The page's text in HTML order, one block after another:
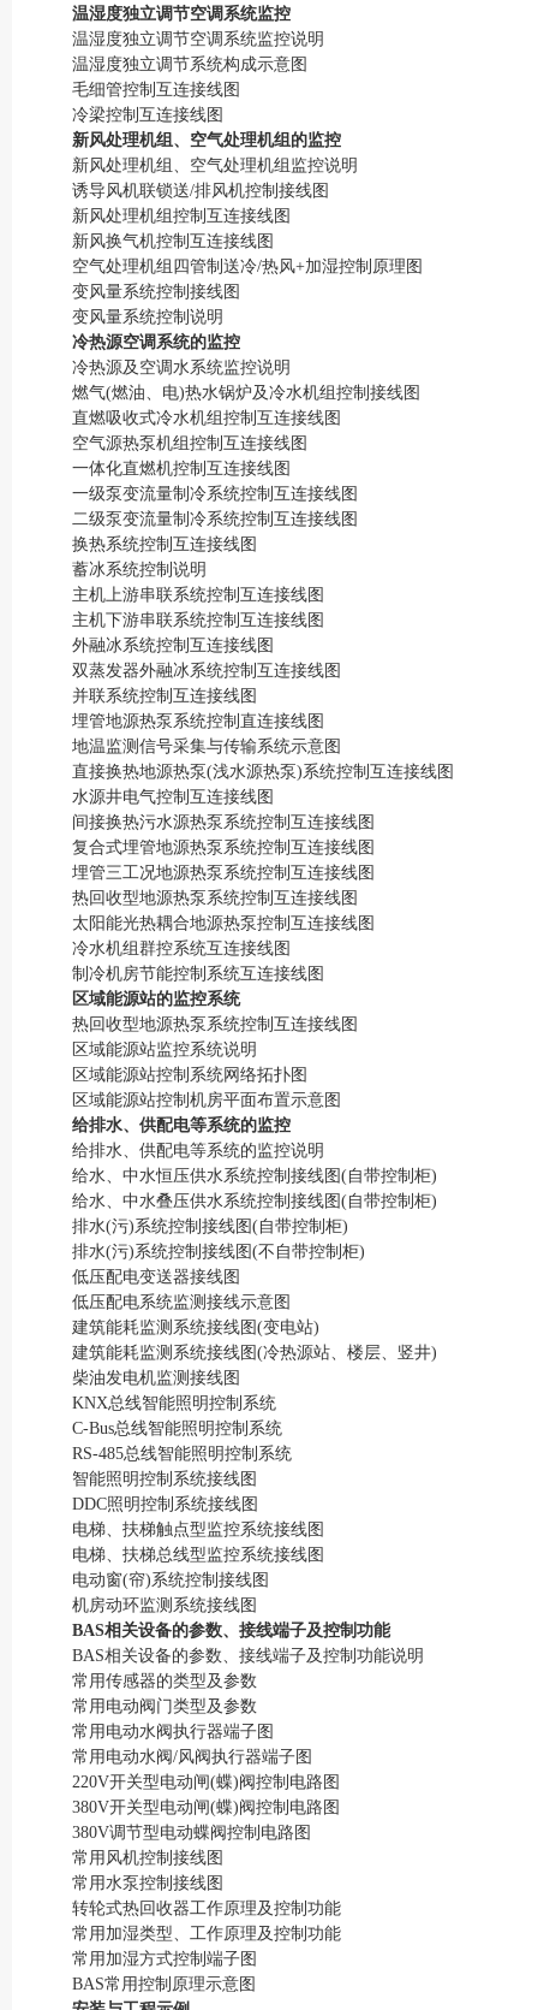
温湿度独立调节空调系统监控
温湿度独立调节空调系统监控说明
温湿度独立调节系统构成示意图
毛细管控制互连接线图
冷梁控制互连接线图
新风处理机组、空气处理机组的监控
新风处理机组、空气处理机组监控说明
诱导风机联锁送/排风机控制接线图
新风处理机组控制互连接线图
新风换气机控制互连接线图
空气处理机组四管制送冷/热风+加湿控制原理图
变风量系统控制接线图
变风量系统控制说明
冷热源空调系统的监控
冷热源及空调水系统监控说明
燃气(燃油、电)热水锅炉及冷水机组控制接线图
直燃吸收式冷水机组控制互连接线图
空气源热泵机组控制互连接线图
一体化直燃机控制互连接线图
一级泵变流量制冷系统控制互连接线图
二级泵变流量制冷系统控制互连接线图
换热系统控制互连接线图
蓄冰系统控制说明
主机上游串联系统控制互连接线图
主机下游串联系统控制互连接线图
外融冰系统控制互连接线图
双蒸发器外融冰系统控制互连接线图
并联系统控制互连接线图
埋管地源热泵系统控制直连接线图
地温监测信号采集与传输系统示意图
直接换热地源热泵(浅水源热泵)系统控制互连接线图
水源井电气控制互连接线图
间接换热污水源热泵系统控制互连接线图
复合式埋管地源热泵系统控制互连接线图
埋管三工况地源热泵系统控制互连接线图
热回收型地源热泵系统控制互连接线图
太阳能光热耦合地源热泵控制互连接线图
冷水机组群控系统互连接线图
制冷机房节能控制系统互连接线图
区域能源站的监控系统
热回收型地源热泵系统控制互连接线图
区域能源站监控系统说明
区域能源站控制系统网络拓扑图
区域能源站控制机房平面布置示意图
给排水、供配电等系统的监控
给排水、供配电等系统的监控说明
给水、中水恒压供水系统控制接线图(自带控制柜)
给水、中水叠压供水系统控制接线图(自带控制柜)
排水(污)系统控制接线图(自带控制柜)
排水(污)系统控制接线图(不自带控制柜)
低压配电变送器接线图
低压配电系统监测接线示意图
建筑能耗监测系统接线图(变电站)
建筑能耗监测系统接线图(冷热源站、楼层、竖井)
柴油发电机监测接线图
KNX总线智能照明控制系统
C-Bus总线智能照明控制系统
RS-485总线智能照明控制系统
智能照明控制系统接线图
DDC照明控制系统接线图
电梯、扶梯触点型监控系统接线图
电梯、扶梯总线型监控系统接线图
电动窗(帘)系统控制接线图
机房动环监测系统接线图
BAS相关设备的参数、接线端子及控制功能
BAS相关设备的参数、接线端子及控制功能说明
常用传感器的类型及参数
常用电动阀门类型及参数
常用电动水阀执行器端子图
常用电动水阀/风阀执行器端子图
220V开关型电动闸(蝶)阀控制电路图
380V开关型电动闸(蝶)阀控制电路图
380V调节型电动蝶阀控制电路图
常用风机控制接线图
常用水泵控制接线图
转轮式热回收器工作原理及控制功能
常用加湿类型、工作原理及控制功能
常用加湿方式控制端子图
BAS常用控制原理示意图